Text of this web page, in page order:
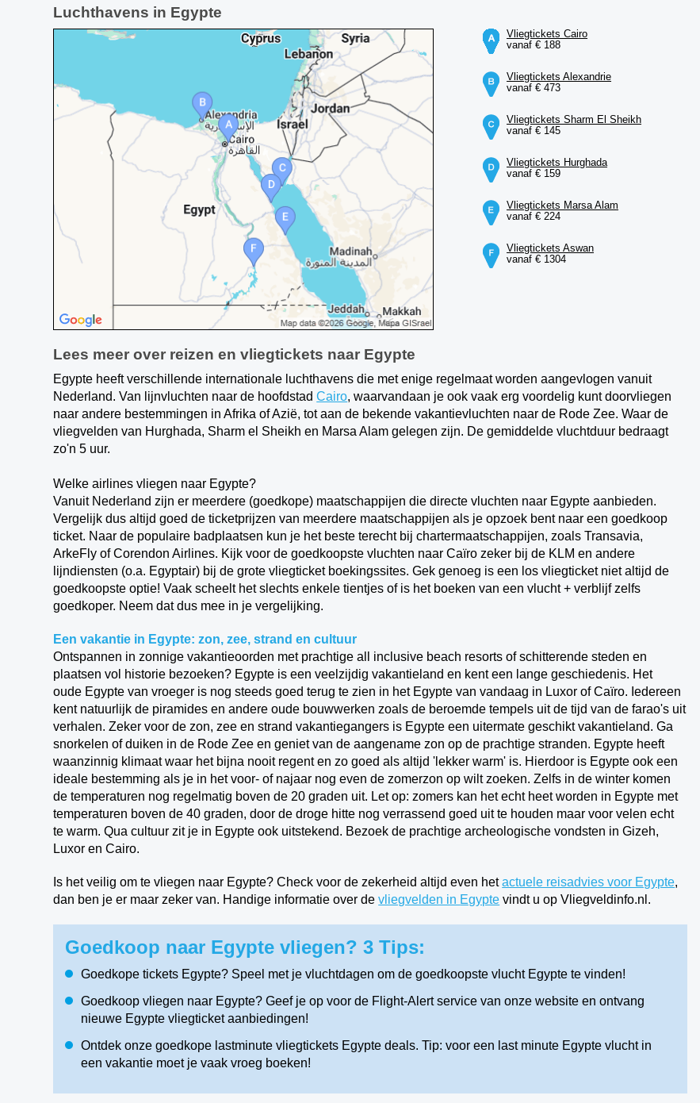
Luchthavens in Egypte
Vliegtickets Cairo
vanaf € 188
Vliegtickets Alexandrie
vanaf € 473
Vliegtickets Sharm El Sheikh
vanaf € 145
Vliegtickets Hurghada
vanaf € 159
Vliegtickets Marsa Alam
vanaf € 224
Vliegtickets Aswan
vanaf € 1304
Lees meer over reizen en vliegtickets naar Egypte
Egypte heeft verschillende internationale luchthavens die met enige regelmaat worden aangevlogen vanuit
Nederland. Van lijnvluchten naar de hoofdstadCairo, waarvandaan je ook vaak erg voordelig kunt doorvliegen
naar andere bestemmingen in Afrika of Azië, tot aan de bekende vakantievluchten naar de Rode Zee. Waar de
vliegvelden van Hurghada, Sharm el Sheikh en Marsa Alam gelegen zijn. De gemiddelde vluchtduur bedraagt
zo'n 5 uur.
Welke airlines vliegen naar Egypte?
Vanuit Nederland zijn er meerdere (goedkope) maatschappijen die directe vluchten naar Egypte aanbieden.
Vergelijk dus altijd goed de ticketprijzen van meerdere maatschappijen als je opzoek bent naar een goedkoop
ticket. Naar de populaire badplaatsen kun je het beste terecht bij chartermaatschappijen, zoals Transavia,
ArkeFly of Corendon Airlines. Kijk voor de goedkoopste vluchten naar Caïro zeker bij de KLM en andere
lijndiensten (o.a. Egyptair) bij de grote vliegticket boekingssites. Gek genoeg is een los vliegticket niet altijd de
goedkoopste optie! Vaak scheelt het slechts enkele tientjes of is het boeken van een vlucht + verblijf zelfs
goedkoper. Neem dat dus mee in je vergelijking.
Een vakantie in Egypte: zon, zee, strand en cultuur
Ontspannen in zonnige vakantieoorden met prachtige all inclusive beach resorts of schitterende steden en
plaatsen vol historie bezoeken? Egypte is een veelzijdig vakantieland en kent een lange geschiedenis. Het
oude Egypte van vroeger is nog steeds goed terug te zien in het Egypte van vandaag in Luxor of Caïro. Iedereen
kent natuurlijk de piramides en andere oude bouwwerken zoals de beroemde tempels uit de tijd van de farao's uit
verhalen. Zeker voor de zon, zee en strand vakantiegangers is Egypte een uitermate geschikt vakantieland. Ga
snorkelen of duiken in de Rode Zee en geniet van de aangename zon op de prachtige stranden. Egypte heeft
waanzinnig klimaat waar het bijna nooit regent en zo goed als altijd 'lekker warm' is. Hierdoor is Egypte ook een
ideale bestemming als je in het voor- of najaar nog even de zomerzon op wilt zoeken. Zelfs in de winter komen
de temperaturen nog regelmatig boven de 20 graden uit. Let op: zomers kan het echt heet worden in Egypte met
temperaturen boven de 40 graden, door de droge hitte nog verrassend goed uit te houden maar voor velen echt
te warm. Qua cultuur zit je in Egypte ook uitstekend. Bezoek de prachtige archeologische vondsten in Gizeh,
Luxor en Cairo.
Is het veilig om te vliegen naar Egypte? Check voor de zekerheid altijd even hetactuele reisadvies voor Egypte,
dan ben je er maar zeker van. Handige informatie over devliegvelden in Egypte vindt u op Vliegveldinfo.nl.
Goedkoop naar Egypte vliegen? 3 Tips:
Goedkope tickets Egypte? Speel met je vluchtdagen om de goedkoopste vlucht Egypte te vinden!
Goedkoop vliegen naar Egypte? Geef je op voor de Flight-Alert service van onze website en ontvang
nieuwe Egypte vliegticket aanbiedingen!
Ontdek onze goedkope lastminute vliegtickets Egypte deals. Tip: voor een last minute Egypte vlucht in
een vakantie moet je vaak vroeg boeken!